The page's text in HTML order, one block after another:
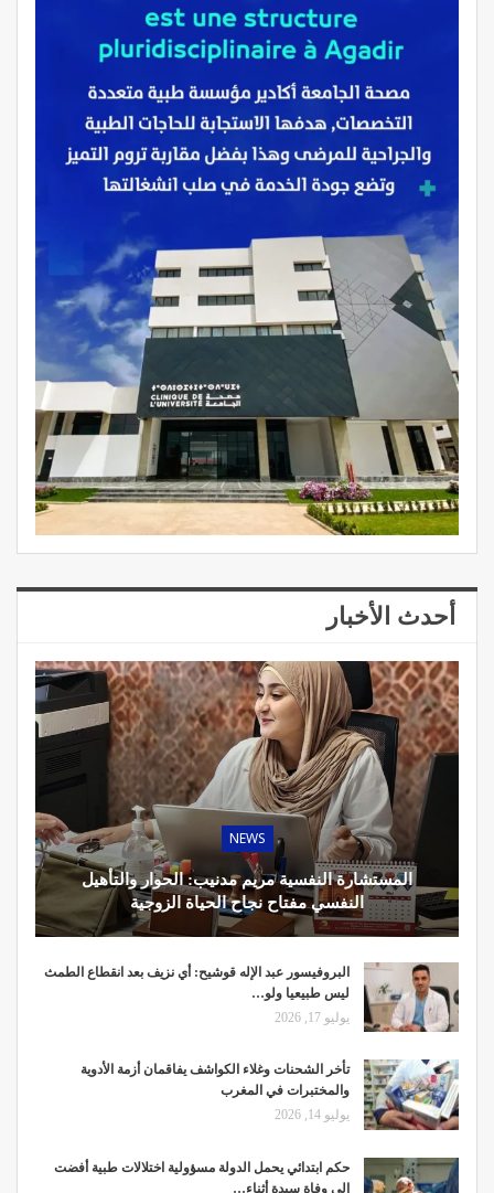
أحدث الأخبار
NEWS
المستشارة النفسية مريم مدنيب: الحوار والتأهيل
النفسي مفتاح نجاح الحياة الزوجية
البروفيسور عبد الإله قوشيح: أي نزيف بعد انقطاع الطمث
ليس طبيعيا ولو…
يوليو 17, 2026
تأخر الشحنات وغلاء الكواشف يفاقمان أزمة الأدوية
والمختبرات في المغرب
يوليو 14, 2026
حكم ابتدائي يحمل الدولة مسؤولية اختلالات طبية أفضت
إلى وفاة سيدة أثناء…